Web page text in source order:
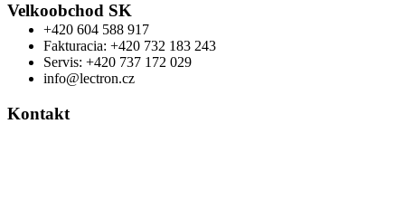
Velkoobchod SK
+420 604 588 917
Fakturacia: +420 732 183 243
Servis: +420 737 172 029
info@lectron.cz
Kontakt